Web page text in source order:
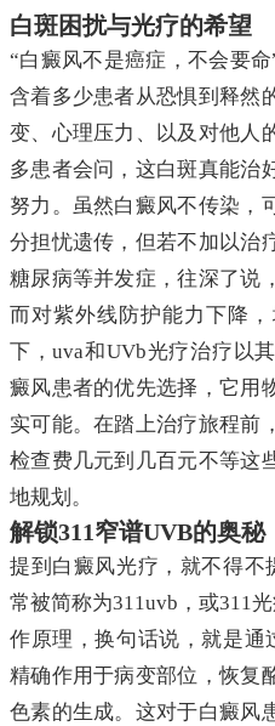
白斑困扰与光疗的希望
“白癜风不是癌症，不会要
含着多少患者从恐惧到释然
变、心理压力、以及对他人
多患者会问，这白斑真能治
努力。虽然白癜风不传染，
分担忧遗传，但若不加以治
糖尿病等并发症，往深了说
而对紫外线防护能力下降
下，uva和UVb光疗治疗以
癜风患者的优先选择，它用
实可能。在踏上治疗旅程前
检查费几元到几百元不等这
地规划。
解锁311窄谱UVB的奥秘
提到白癜风光疗，就不得不
常被简称为311uvb，或311
作原理，换句话说，就是通
精确作用于病变部位，恢复
色素的生成。这对于白癜风